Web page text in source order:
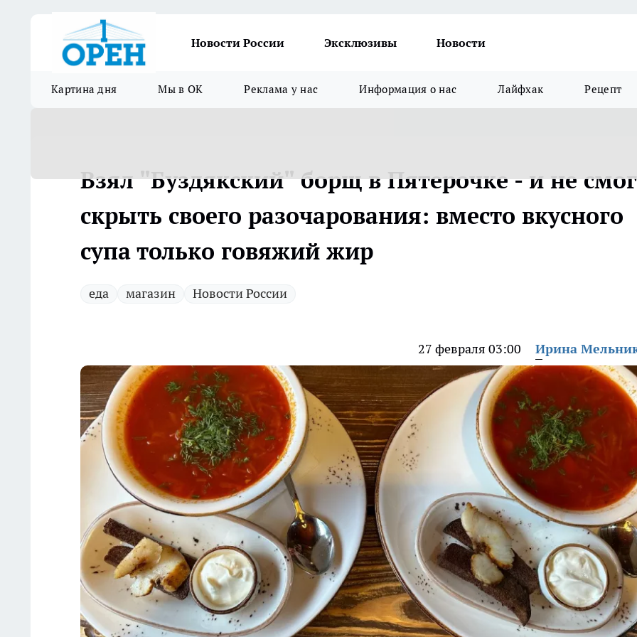
Новости России Эксклюзивы Новости
Картина дня Мы в ОК Реклама у нас Информация о нас Лайфхак Рецепт
Взял "Буздякский" борщ в Пятерочке - и не смог
скрыть своего разочарования: вместо вкусного
супа только говяжий жир
еда магазин Новости России
27 февраля 03:00 Ирина